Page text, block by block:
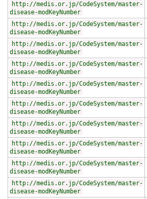
http://medis.or.jp/CodeSystem/master-
disease-modKeyNumber
http://medis.or.jp/CodeSystem/master-
disease-modKeyNumber
http://medis.or.jp/CodeSystem/master-
disease-modKeyNumber
http://medis.or.jp/CodeSystem/master-
disease-modKeyNumber
http://medis.or.jp/CodeSystem/master-
disease-modKeyNumber
http://medis.or.jp/CodeSystem/master-
disease-modKeyNumber
http://medis.or.jp/CodeSystem/master-
disease-modKeyNumber
http://medis.or.jp/CodeSystem/master-
disease-modKeyNumber
http://medis.or.jp/CodeSystem/master-
disease-modKeyNumber
http://medis.or.jp/CodeSystem/master-
disease-modKeyNumber